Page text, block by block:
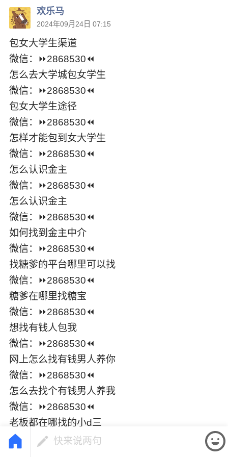
欢乐马
2024年09月24日 07:15
包女大学生渠道
微信：⏩2868530⏪
怎么去大学城包女学生
微信：⏩2868530⏪
包女大学生途径
微信：⏩2868530⏪
怎样才能包到女大学生
微信：⏩2868530⏪
怎么认识金͏主
微信：⏩2868530⏪
怎么认识金͏主
微信：⏩2868530⏪
如何找到金͏主中介
微信：⏩2868530⏪
找糖爹的平台哪里可以找
微信：⏩2868530⏪
糖爹在哪里找糖宝
微信：⏩2868530⏪
想找有钱人包我
微信：⏩2868530⏪
网上怎么找有钱男人养你
微信：⏩2868530⏪
怎么去找个有钱男人养͏我
微信：⏩2868530⏪
老板都在哪找的小͏d三
快来说两句